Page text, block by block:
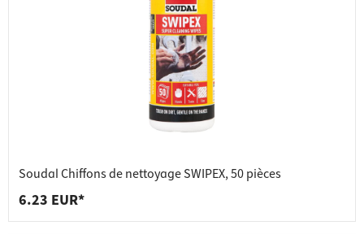
Soudal Chiffons de nettoyage SWIPEX, 50 pièces
6.23 EUR*